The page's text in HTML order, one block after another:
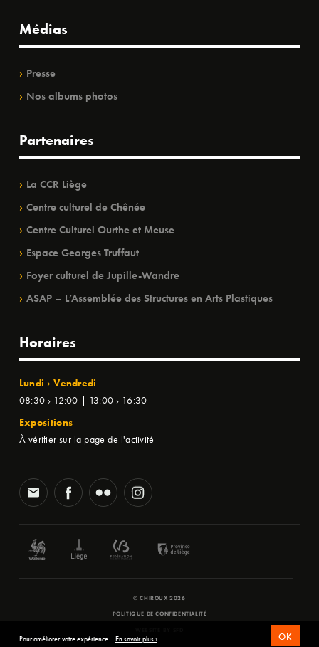
Médias
Presse
Nos albums photos
Partenaires
La CCR Liège
Centre culturel de Chênée
Centre Culturel Ourthe et Meuse
Espace Georges Truffaut
Foyer culturel de Jupille-Wandre
ASAP – L’Assemblée des Structures en Arts Plastiques
Horaires
Lundi › Vendredi
08:30 › 12:00 | 13:00 › 16:30
Expositions
À vérifier sur la page de l'activité
© CHIROUX 2026
POLITIQUE DE CONFIDENTIALITÉ
Pour améliorer votre expérience. En savoir plus › OK